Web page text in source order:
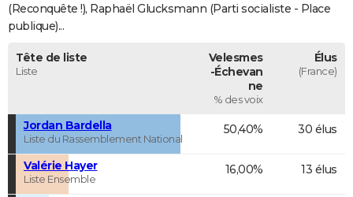
(Reconquête !), Raphaël Glucksmann (Parti socialiste - Place
publique)...
Tête de liste
Liste
Velesmes
-Échevan
ne
% des voix
Élus
(France)
Jordan Bardella
Liste du Rassemblement National
50,40% 30 élus
Valérie Hayer
Liste Ensemble
16,00% 13 élus